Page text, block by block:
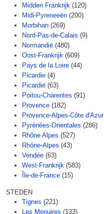
Midden Frankrijk (120)
Midi-Pyreneeën (200)
Morbihan (269)
Nord-Pas-de-Calais (9)
Normandië (480)
Oost-Frankrijk (609)
Pays de la Loire (44)
Picardie (4)
Picardië (63)
Poitou-Charentes (91)
Provence (182)
Provence-Alpes-Côte d'Azur
Pyrénées-Orientales (286)
Rhône Alpes (527)
Rhône-Alpes (43)
Vendée (63)
West-Frankrijk (583)
Île-de-France (15)
STEDEN
Tignes (221)
Les Menuires (133)